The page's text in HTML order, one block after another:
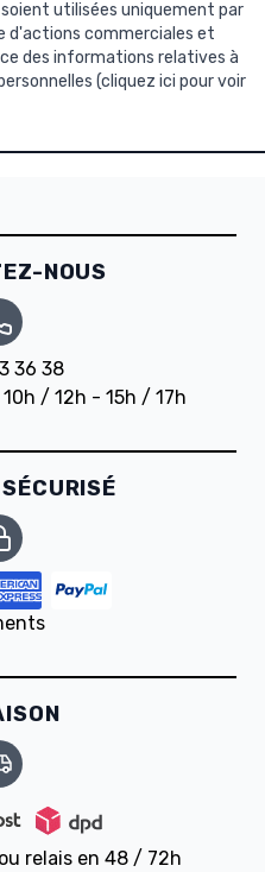
utilisées uniquement par
d'actions commerciales et
des informations relatives à
(cliquez ici pour voir
NOUS
36 38
/ 12h - 15h / 17h
relais en 48 / 72h